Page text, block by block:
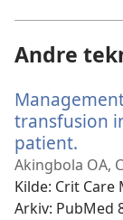
Andre
transfusion
patient.
nytt
Akingbola OA,
Kilde‎: Crit Care
Arkiv‎: PubMed